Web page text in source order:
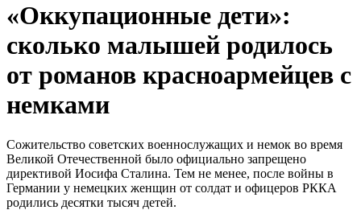
«Оккупационные дети»:
сколько малышей родилось
от романов красноармейцев с
немками
Сожительство советских военнослужащих и немок во время
Великой Отечественной было официально запрещено
директивой Иосифа Сталина. Тем не менее, после войны в
Германии у немецких женщин от солдат и офицеров РККА
родились десятки тысяч детей.